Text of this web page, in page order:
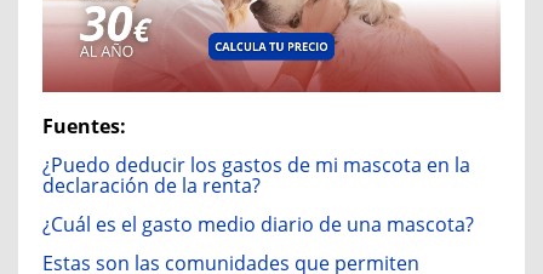
Fuentes:
¿Puedo deducir los gastos de mi mascota en la
declaración de la renta?
¿Cuál es el gasto medio diario de una mascota?
Estas son las comunidades que permiten